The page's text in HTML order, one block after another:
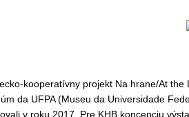
kooperatívny projekt Na hrane/At
da UFPA (Museu da Universidade
v roku 2017. Pre KHB koncepciu